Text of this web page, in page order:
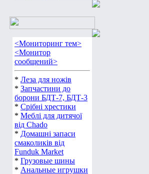
<Мониторинг тем>
<Монитор
сообщений>
* Леза для ножів
* Запчастини до
борони БДТ-7, БДТ-3
* Срібні хрестики
* Меблі для дитячої
від Chado
* Домашні запаси
смаколиків від
Funduk Market
* Грузовые шины
* Анальные игрушки